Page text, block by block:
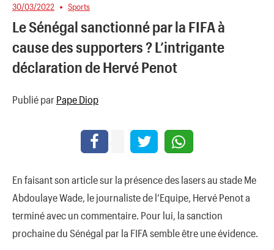
30/03/2022 Sports
Le Sénégal sanctionné par la FIFA à
cause des supporters ? L’intrigante
déclaration de Hervé Penot
Publié par Pape Diop
En faisant son article sur la présence des lasers au stade Me
Abdoulaye Wade, le journaliste de l’Equipe, Hervé Penot a
terminé avec un commentaire. Pour lui, la sanction
prochaine du Sénégal par la FIFA semble être une évidence.